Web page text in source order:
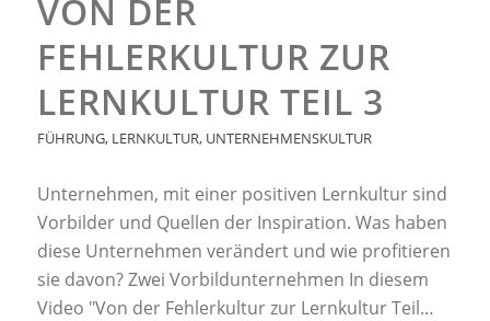
VON DER
FEHLERKULTUR ZUR
LERNKULTUR TEIL 3
FÜHRUNG, LERNKULTUR, UNTERNEHMENSKULTUR
Unternehmen, mit einer positiven Lernkultur sind
Vorbilder und Quellen der Inspiration. Was haben
diese Unternehmen verändert und wie profitieren
sie davon? Zwei Vorbildunternehmen In diesem
Video "Von der Fehlerkultur zur Lernkultur Teil…